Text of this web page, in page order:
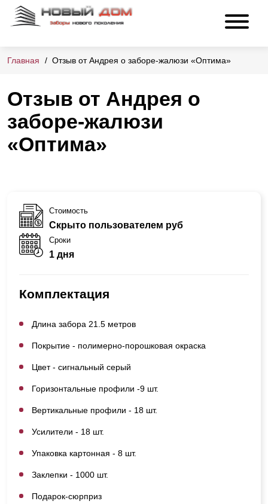
Главная Отзыв от Андрея о заборе-жалюзи «Оптима»
Отзыв от Андрея о
заборе-жалюзи
«Оптима»
Стоимость
Скрыто пользователем руб
Сроки
1 дня
Комплектация
Длина забора 21.5 метров
Покрытие - полимерно-порошковая окраска
Цвет - сигнальный серый
Горизонтальные профили -9 шт.
Вертикальные профили - 18 шт.
Усилители - 18 шт.
Упаковка картонная - 8 шт.
Заклепки - 1000 шт.
Подарок-сюрприз